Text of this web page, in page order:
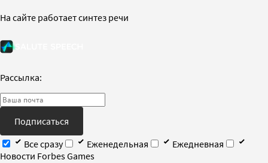
На сайте работает синтез речи
Рассылка:
Подписаться
Все сразу
Еженедельная
Ежедневная
Новости Forbes Games